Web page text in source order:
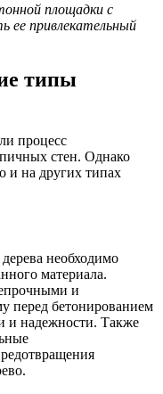
площадки с
ее привлекательный
типы
процесс
стен. Однако
и на других типах
необходимо
материала.
и
перед бетонированием
и надежности. Также